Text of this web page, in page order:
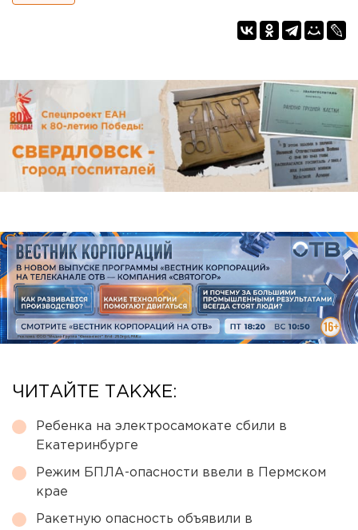
ЧИТАЙТЕ ТАКЖЕ:
Ребенка на электросамокате сбили в
Екатеринбурге
Режим БПЛА-опасности ввели в Пермском
крае
Ракетную опасность объявили в